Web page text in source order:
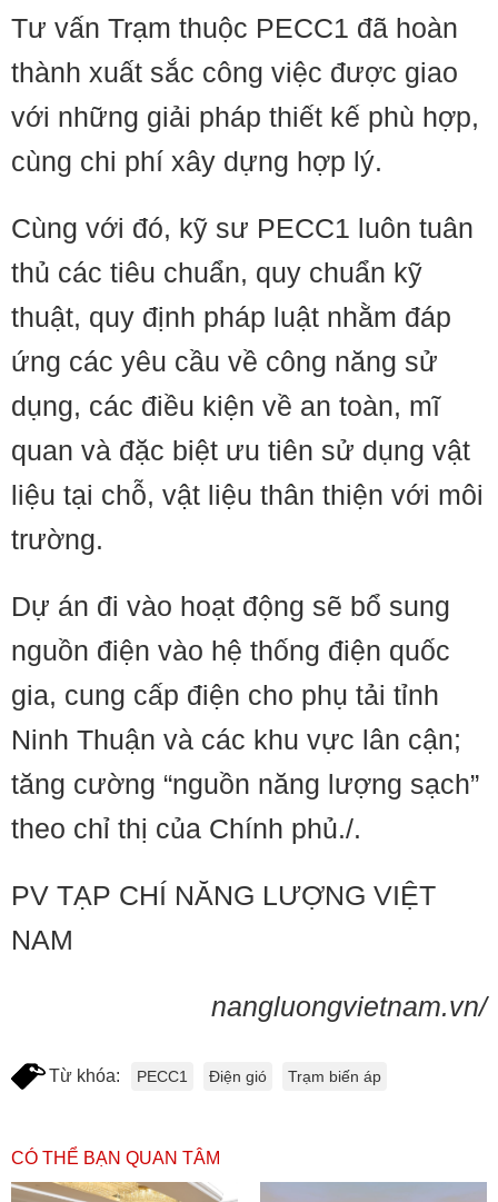
Tư vấn Trạm thuộc PECC1 đã hoàn
thành xuất sắc công việc được giao
với những giải pháp thiết kế phù hợp,
cùng chi phí xây dựng hợp lý.
Cùng với đó, kỹ sư PECC1 luôn tuân
thủ các tiêu chuẩn, quy chuẩn kỹ
thuật, quy định pháp luật nhằm đáp
ứng các yêu cầu về công năng sử
dụng, các điều kiện về an toàn, mĩ
quan và đặc biệt ưu tiên sử dụng vật
liệu tại chỗ, vật liệu thân thiện với môi
trường.
Dự án đi vào hoạt động sẽ bổ sung
nguồn điện vào hệ thống điện quốc
gia, cung cấp điện cho phụ tải tỉnh
Ninh Thuận và các khu vực lân cận;
tăng cường “nguồn năng lượng sạch”
theo chỉ thị của Chính phủ./.
PV TẠP CHÍ NĂNG LƯỢNG VIỆT
NAM
nangluongvietnam.vn/
Từ khóa: PECC1 Điện gió Trạm biến áp
CÓ THỂ BẠN QUAN TÂM